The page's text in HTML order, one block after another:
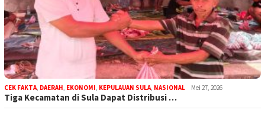
CEK FAKTA DAERAH EKONOMI KEPULAUAN SULA NASIONAL Mei 27, 2026
Tiga Kecamatan di Sula Dapat Distribusi …